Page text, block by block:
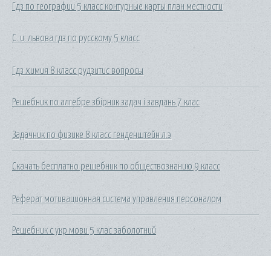
Гдз по географии 5 класс контурные карты план местности
С. и. львова гдз по русскому 5 класс
Гдз химия 8 класс рудзитис вопросы
Решебник по алгебре збірник задач і завдань 7 клас
Задачник по физике 8 класс генденштейн л.э
Скачать бесплатно решебник по обществознанию 9 класс
Реферат мотивационная система управления персоналом
Решебник с укр мови 5 клас заболотний